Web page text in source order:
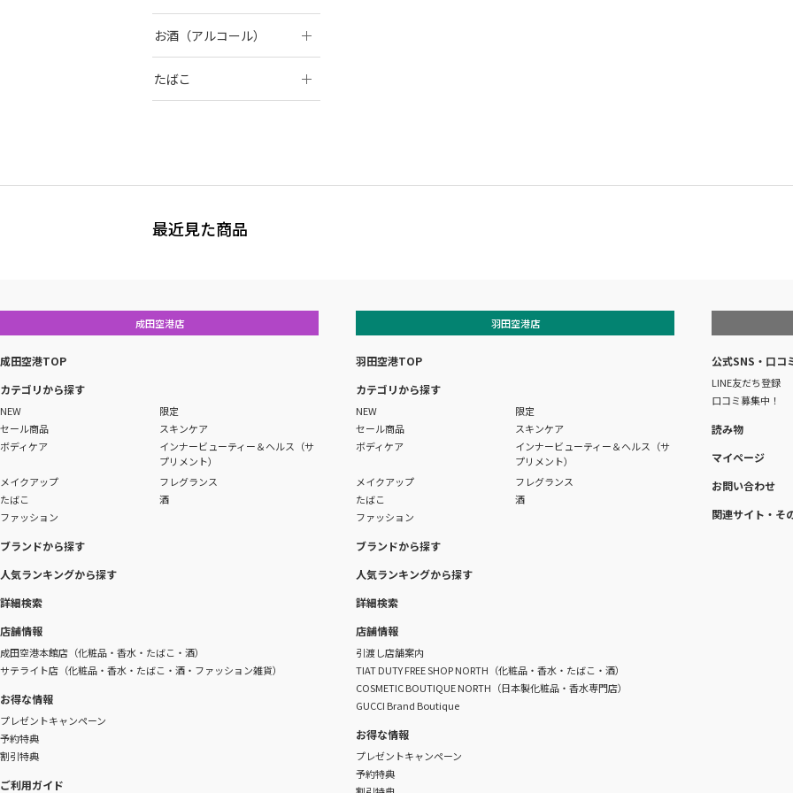
お酒（アルコール）
たばこ
最近見た商品
成田空港店
成田空港TOP
カテゴリから探す
NEW
限定
セール商品
スキンケア
ボディケア
インナービューティー＆ヘルス（サ
プリメント）
メイクアップ
フレグランス
たばこ
酒
ファッション
ブランドから探す
人気ランキングから探す
詳細検索
店舗情報
成田空港本館店（化粧品・香水・たばこ・酒）
サテライト店（化粧品・香水・たばこ・酒・ファッション雑貨）
お得な情報
プレゼントキャンペーン
予約特典
割引特典
ご利用ガイド
羽田空港店
羽田空港TOP
カテゴリから探す
NEW
限定
セール商品
スキンケア
ボディケア
インナービューティー＆ヘルス（サ
プリメント）
メイクアップ
フレグランス
たばこ
酒
ファッション
ブランドから探す
人気ランキングから探す
詳細検索
店舗情報
引渡し店舗案内
TIAT DUTY FREE SHOP NORTH（化粧品・香水・たばこ・酒）
COSMETIC BOUTIQUE NORTH（日本製化粧品・香水専門店）
GUCCI Brand Boutique
お得な情報
プレゼントキャンペーン
予約特典
公式SNS・口コ
LINE友だち登録
口コミ募集中！
読み物
マイページ
お問い合わせ
関連サイト・そ